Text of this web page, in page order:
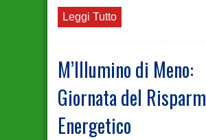
Leggi Tutto
M’Illumino di Meno:
Giornata del
Energetico